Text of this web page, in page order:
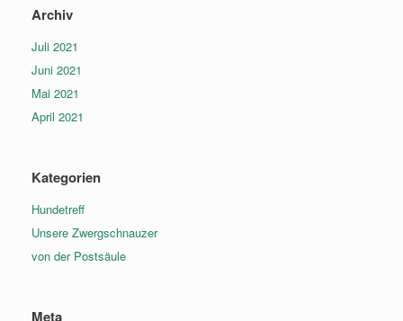
Archiv
Juli 2021
Juni 2021
Mai 2021
April 2021
Kategorien
Hundetreff
Unsere Zwergschnauzer
von der Postsäule
Meta